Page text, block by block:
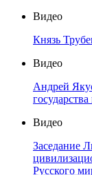
Видео
Князь
Видео
Андрей
Видео
Заседание
Русского